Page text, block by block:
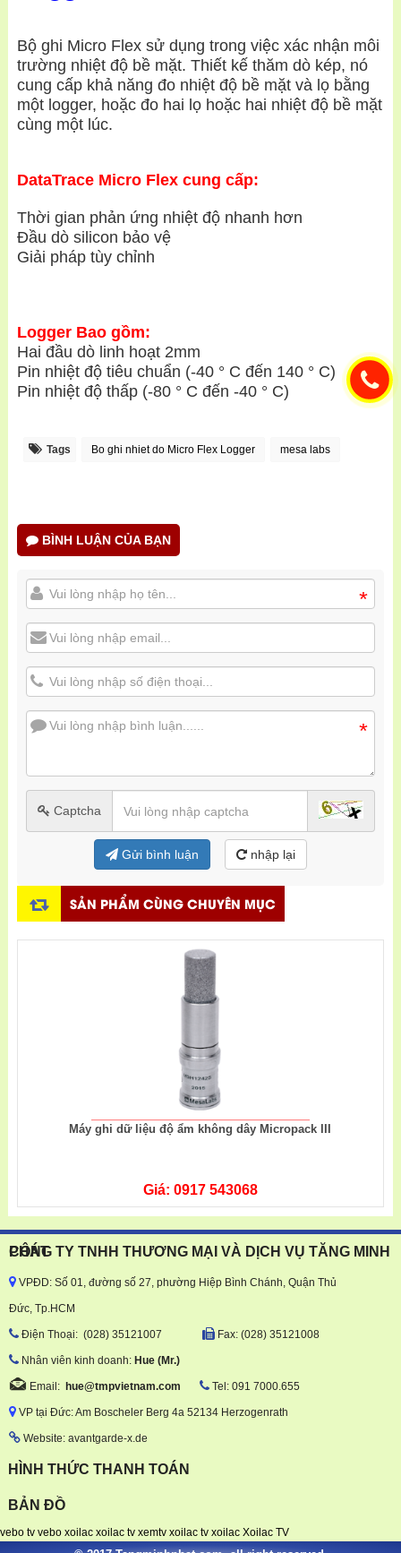
Bộ ghi Micro Flex sử dụng trong việc xác nhận môi
trường nhiệt độ bề mặt. Thiết kế thăm dò kép, nó
cung cấp khả năng đo nhiệt độ bề mặt và lọ bằng
một logger, hoặc đo hai lọ hoặc hai nhiệt độ bề mặt
cùng một lúc.
DataTrace Micro Flex cung cấp:
Thời gian phản ứng nhiệt độ nhanh hơn
Đầu dò silicon bảo vệ
Giải pháp tùy chỉnh
Logger Bao gồm:
Hai đầu dò linh hoạt 2mm
Pin nhiệt độ tiêu chuẩn (-40 ° C đến 140 ° C)
Pin nhiệt độ thấp (-80 ° C đến -40 ° C)
Tags Bo ghi nhiet do Micro Flex Logger mesa labs
BÌNH LUẬN CỦA BẠN
*
*
Captcha
Gửi bình luận nhập lại
SẢN PHẨM CÙNG CHUYÊN MỤC
Máy ghi dữ liệu độ ẩm không dây Micropack III
Giá: 0917 543068
CÔNG TY TNHH THƯƠNG MẠI VÀ DỊCH VỤ TĂNG MINH PHÁT
VPĐD: Số 01, đường số 27, phường Hiệp Bình Chánh, Quận Thủ
Đức, Tp.HCM
Ðiện Thoại: (028) 35121007 Fax: (028) 35121008
Nhân viên kinh doanh: Hue (Mr.)
Email: hue@tmpvietnam.com Tel: 091 7000.655
VP tại Đức: Am Boscheler Berg 4a 52134 Herzogenrath
Website: avantgarde-x.de
HÌNH THỨC THANH TOÁN
BẢN ĐỒ
vebo tv vebo xoilac xoilac tv xemtv xoilac tv xoilac Xoilac TV